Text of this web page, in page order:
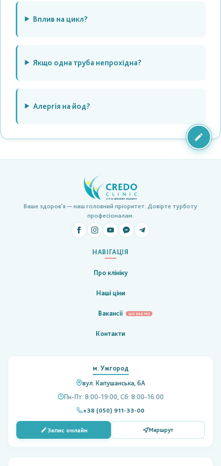
Вплив на цикл?
Якщо одна труба непрохідна?
Алергія на йод?
Ваше здоров'я — наш головний пріоритет. Довірте турботу
професіоналам.
НАВІГАЦІЯ
Про клініку
Наші ціни
Вакансії ШУКАЄМО
Контакти
м. Ужгород
вул. Капушанська, 6А
Пн-Пт: 8:00-19:00, Сб: 8:00-16:00
+38 (050) 911-33-00
Запис онлайн Маршрут